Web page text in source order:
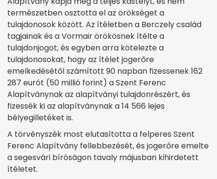
természetben osztotta el az örökséget a
tulajdonosok között. Az ítéletben a Berczely család
tagjainak és a Vormair örökösnek ítélte a
tulajdonjogot, és egyben arra kötelezte a
tulajdonosokat, hogy az ítélet jogerőre
emelkedésétől számított 90 napban fizessenek 162
287 eurót (50 millió forint) a Szent Ferenc
Alapítványnak az alapítványi tulajdonrészért, és
fizessék ki az alapítványnak a 14 566 lejes
bélyegilletéket is.
A törvényszék most elutasította a felperes Szent
Ferenc Alapítvány fellebbezését, és jogerőre emelte
a segesvári bíróságon tavaly májusban kihirdetett
ítéletet.